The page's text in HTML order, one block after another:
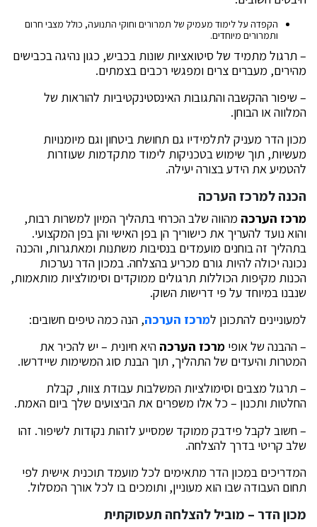
הקפדה על לימוד מעמיק של תמרורים וחוקי התנועה, כולל מצבי חרום
ותמרורים מיוחדים.
– תרגול מתמיד של סיטואציות שונות בכביש, כגון נהיגה בכבישים
מהירים, מעברים צרים ומפגשי רכבים בצמתים.
– שיפור ההקשבה והתגובות האינסטינקטיביות להוראות של
המלווה או הבוחן.
מכון הדר מעניק לתלמידיו גם תחושת ביטחון וגם מיומנויות
מעשיות, תוך שימוש בטכניקות לימוד מתקדמות שעוזרות
להטמיע את הידע בצורה יעילה.
הכנה למרכז הערכה
מרכז הערכה מהווה שלב הכרחי בתהליך המיון למשרות רבות,
והוא נועד להעריך את כישוריך הן בפן האישי והן בפן המקצועי.
בתהליך זה בוחנים מועמדים בנסיבות משתנות ומאתגרות, והכנה
נכונה יכולה להיות גורם מכריע בהצלחה. במכון הדר נערכות
הכנות מקיפות הכוללות תרגולים ממוקדים וסימולציות מותאמות,
שנבנו במיוחד על פי דרישות השוק.
למעוניינים להתכונן למרכז הערכה, הנה כמה טיפים חשובים:
– ההבנה של אופי מרכז הערכה היא חיונית – יש להכיר את
המטרות והיעדים של התהליך, תוך הבנת סוג המשימות שיידרשו.
– תרגול מצבים וסימולציות המשלבות עבודת צוות, קבלת
החלטות ותכנון – כל אלו משפרים את הביצועים שלך ביום האמת.
– חשוב לקבל פידבק ממוקד שמסייע לזהות נקודות לשיפור. זהו
שלב קריטי בדרך להצלחה.
המדריכים במכון הדר מתאימים לכל מועמד תוכנית אישית לפי
תחום העבודה שבו הוא מעוניין, ותומכים בו לכל אורך המסלול.
מכון הדר – מוביל להצלחה תעסוקתית